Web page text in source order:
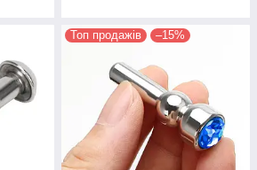
Топ продажів –15%